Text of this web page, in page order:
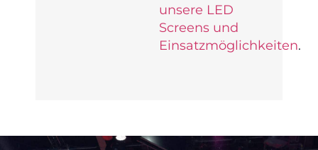
unsere LED
Screens und
Einsatzmöglichkeiten.